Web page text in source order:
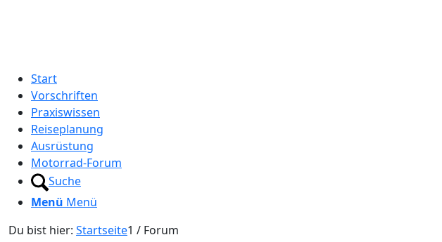
Start
Vorschriften
Praxiswissen
Reiseplanung
Ausrüstung
Motorrad-Forum
Suche
Menü Menü
Du bist hier: Startseite1 / Forum